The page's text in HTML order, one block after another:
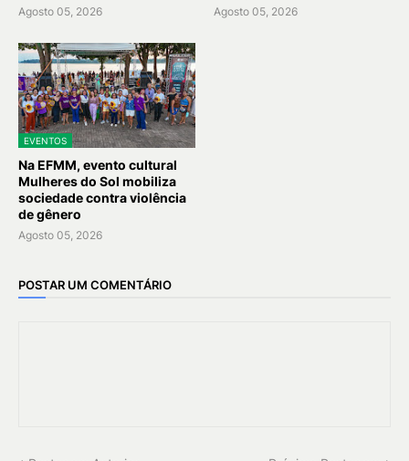
Agosto 05, 2026 Agosto 05, 2026
EVENTOS
Na EFMM, evento cultural
Mulheres do Sol mobiliza
sociedade contra violência
de gênero
Agosto 05, 2026
POSTAR UM COMENTÁRIO